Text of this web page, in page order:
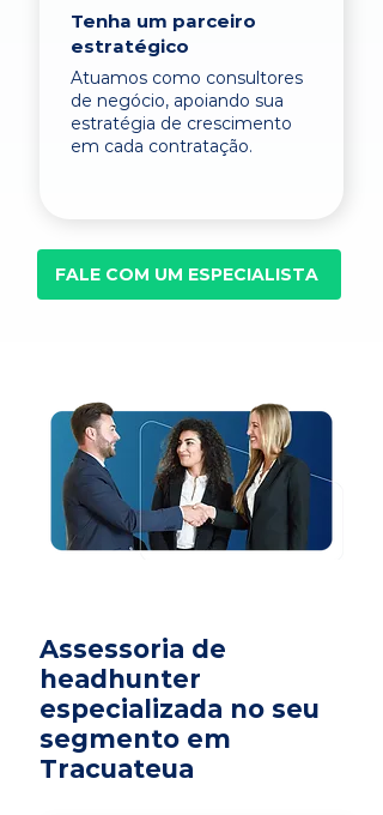
Tenha um parceiro
estratégico
Atuamos como consultores
de negócio, apoiando sua
estratégia de crescimento
em cada contratação.
FALE COM UM ESPECIALISTA
Assessoria de
headhunter
especializada no seu
segmento em
Tracuateua